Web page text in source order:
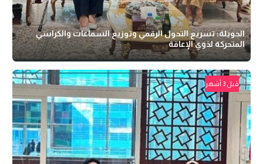
الحويلة: تسريع التحول الرقمي وتوزيع السماعات والكراسي
المتحركة لذوي الإعاقة
قبل 3 أشهر